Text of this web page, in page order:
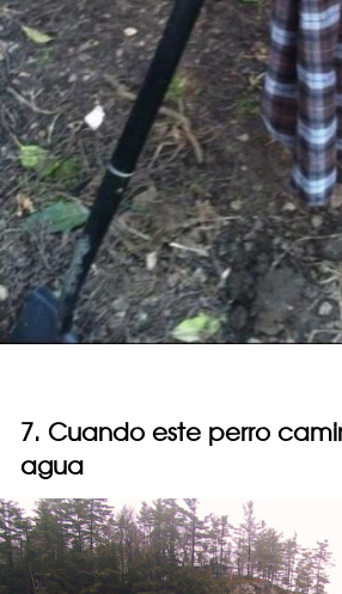
7. Cuando este perro
agua